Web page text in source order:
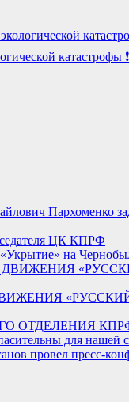
катастрофы
Пархоменко
ЦК КПРФ
«Укрытие» на
ОТДЕЛЕНИЯ
для нашей
провел пресс-